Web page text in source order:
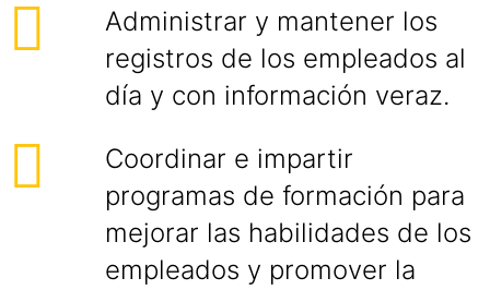
Administrar y mantener los
registros de los empleados al
día y con información veraz.
Coordinar e impartir
programas de formación para
mejorar las habilidades de los
empleados y promover la